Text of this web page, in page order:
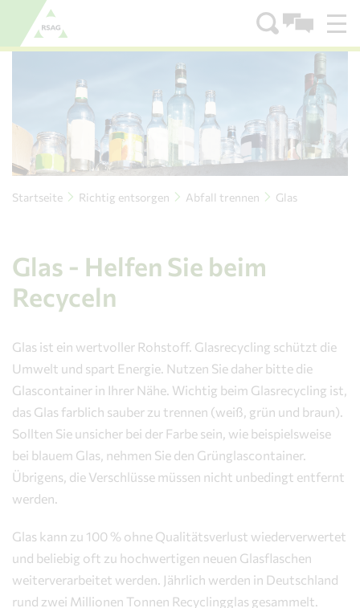
Zum Menü
Zum Inhalt
Startseite Richtig entsorgen Abfall trennen Glas
Glas - Helfen Sie beim
Recyceln
Glas ist ein wertvoller Rohstoff. Glasrecycling schützt die
Umwelt und spart Energie. Nutzen Sie daher bitte die
Glascontainer in Ihrer Nähe. Wichtig beim Glasrecycling ist,
das Glas farblich sauber zu trennen (weiß, grün und braun).
Sollten Sie unsicher bei der Farbe sein, wie beispielsweise
bei blauem Glas, nehmen Sie den Grünglascontainer.
Übrigens, die Verschlüsse müssen nicht unbedingt entfernt
werden.
Glas kann zu 100 % ohne Qualitätsverlust wiederverwertet
und beliebig oft zu hochwertigen neuen Glasflaschen
weiterverarbeitet werden. Jährlich werden in Deutschland
rund zwei Millionen Tonnen Recyclingglas gesammelt.